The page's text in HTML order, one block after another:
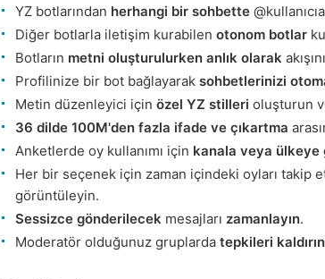
YZ botlarından herhangi bir sohbette
Diğer botlarla iletişim kurabilen otonom botlar
Botların metni oluşturulurken anlık olarak
Profilinize bir bot bağlayarak sohbetlerinizi
Metin düzenleyici için özel YZ stilleri oluşturun
36 dilde 100M'den fazla ifade ve çıkartma
Anketlerde oy kullanımı için kanala veya ülkeye
Her bir seçenek için zaman içindeki oyları takip
görüntüleyin.
Sessizce gönderilecek mesajları zamanlayın.
Moderatör olduğunuz gruplarda tepkileri kaldırın